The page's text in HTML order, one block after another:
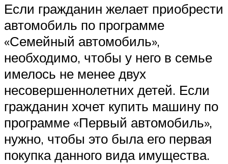
Если гражданин желает приобрести
автомобиль по программе
«Семейный автомобиль»,
необходимо, чтобы у него в семье
имелось не менее двух
несовершеннолетних детей. Если
гражданин хочет купить машину по
программе «Первый автомобиль»,
нужно, чтобы это была его первая
покупка данного вида имущества.